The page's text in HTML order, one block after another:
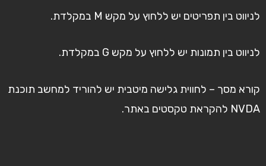
לניווט בין תפריטים יש ללחוץ על מקש M במקלדת.
לניווט בין תמונות יש ללחוץ על מקש G במקלדת.
קורא מסך – לחווית גלישה מיטבית יש להוריד למחשב תוכנת
NVDA להקראת טקסטים באתר.